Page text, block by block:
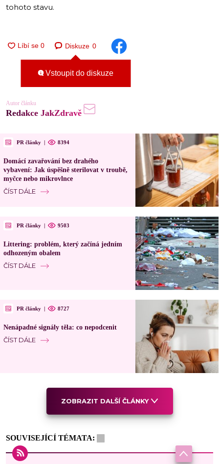
tohoto stavu.
Diskuze 0
Vstoupit do diskuze
Autor článku
Redakce JakZdravě
PR články | 8394
Domácí zavařování bez drahého
vybavení: Jak úspěšně sterilovat v troubě,
myčce nebo mikrovlnce
ČÍST DÁLE
PR články | 9503
Littering: problém, který začíná jedním
odhozeným obalem
ČÍST DÁLE
PR články | 8727
Nenápadné signály těla: co nepodcenit
ČÍST DÁLE
ZOBRAZIT DALŠÍ ČLÁNKY
SOUVISEJÍCÍ TÉMATA: